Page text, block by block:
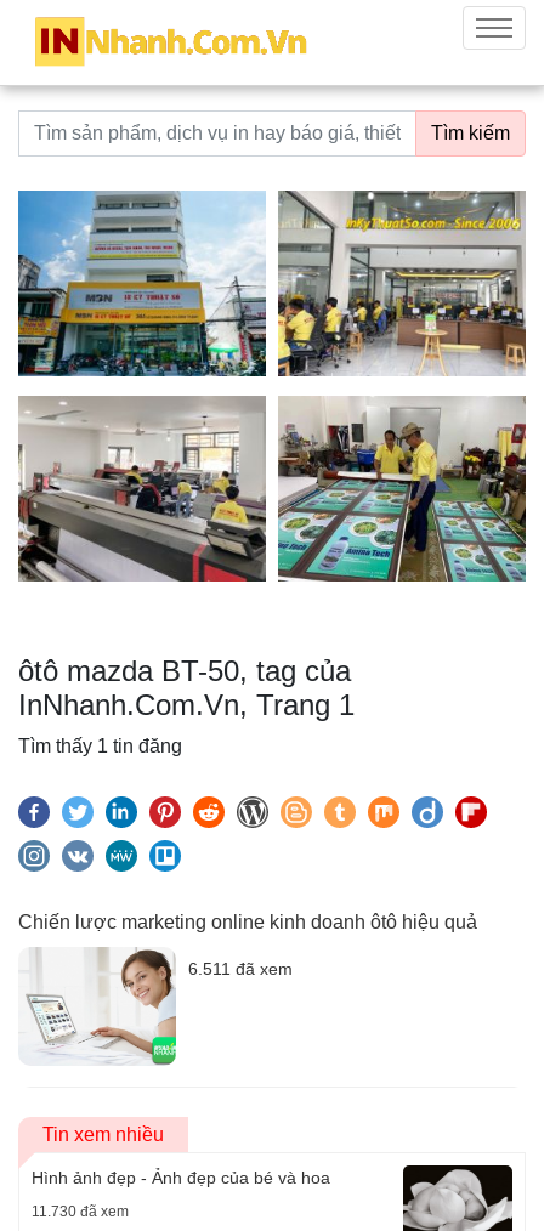
innhanh.com.vn
Menu
Từ khoá tìm kiếm Tìm kiếm
ôtô mazda BT-50, tag của
InNhanh.Com.Vn, Trang 1
Tìm thấy 1 tin đăng
Chiến lược marketing online kinh doanh ôtô hiệu quả
6.511 đã xem
Tin xem nhiều
Hình ảnh đẹp - Ảnh đẹp của bé và hoa
11.730 đã xem